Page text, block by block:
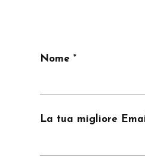
Nome
La tua migliore